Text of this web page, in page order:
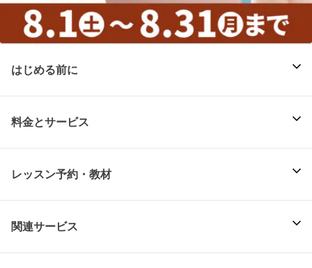
はじめる前に
料金とサービス
レッスン予約・教材
関連サービス